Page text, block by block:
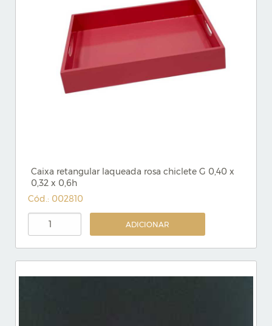
Caixa retangular laqueada rosa chiclete G 0,40 x
0,32 x 0,6h
Cód.: 002810
ADICIONAR